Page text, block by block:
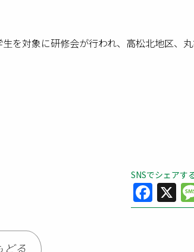
を対象に研修会が行われ、高松北地区、
SNSでシェアす
X
どる